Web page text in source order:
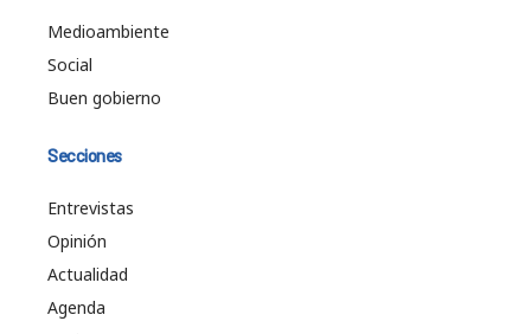
Medioambiente
Social
Buen gobierno
Secciones
Entrevistas
Opinión
Actualidad
Agenda